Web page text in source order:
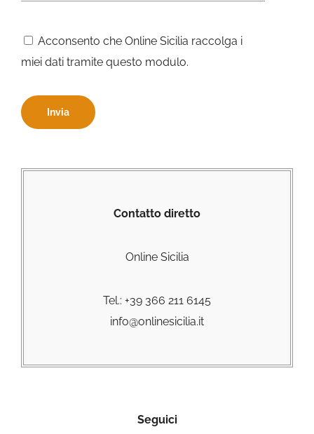
Acconsento che Online Sicilia raccolga i
miei dati tramite questo modulo.
Contatto diretto
Online Sicilia
Tel.: +39 366 211 6145
info@onlinesicilia.it
Seguici